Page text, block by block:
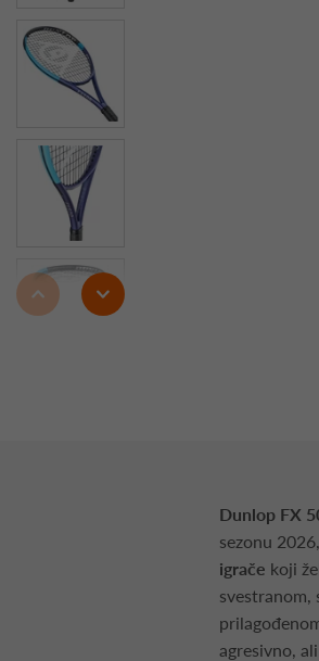
Dunlop FX
sezonu
igrače koji
svestranom,
agresivno,